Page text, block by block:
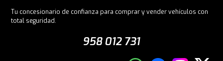
Tu concesionario de confianza para comprar y vender vehículos con
total seguridad.
958 012 731